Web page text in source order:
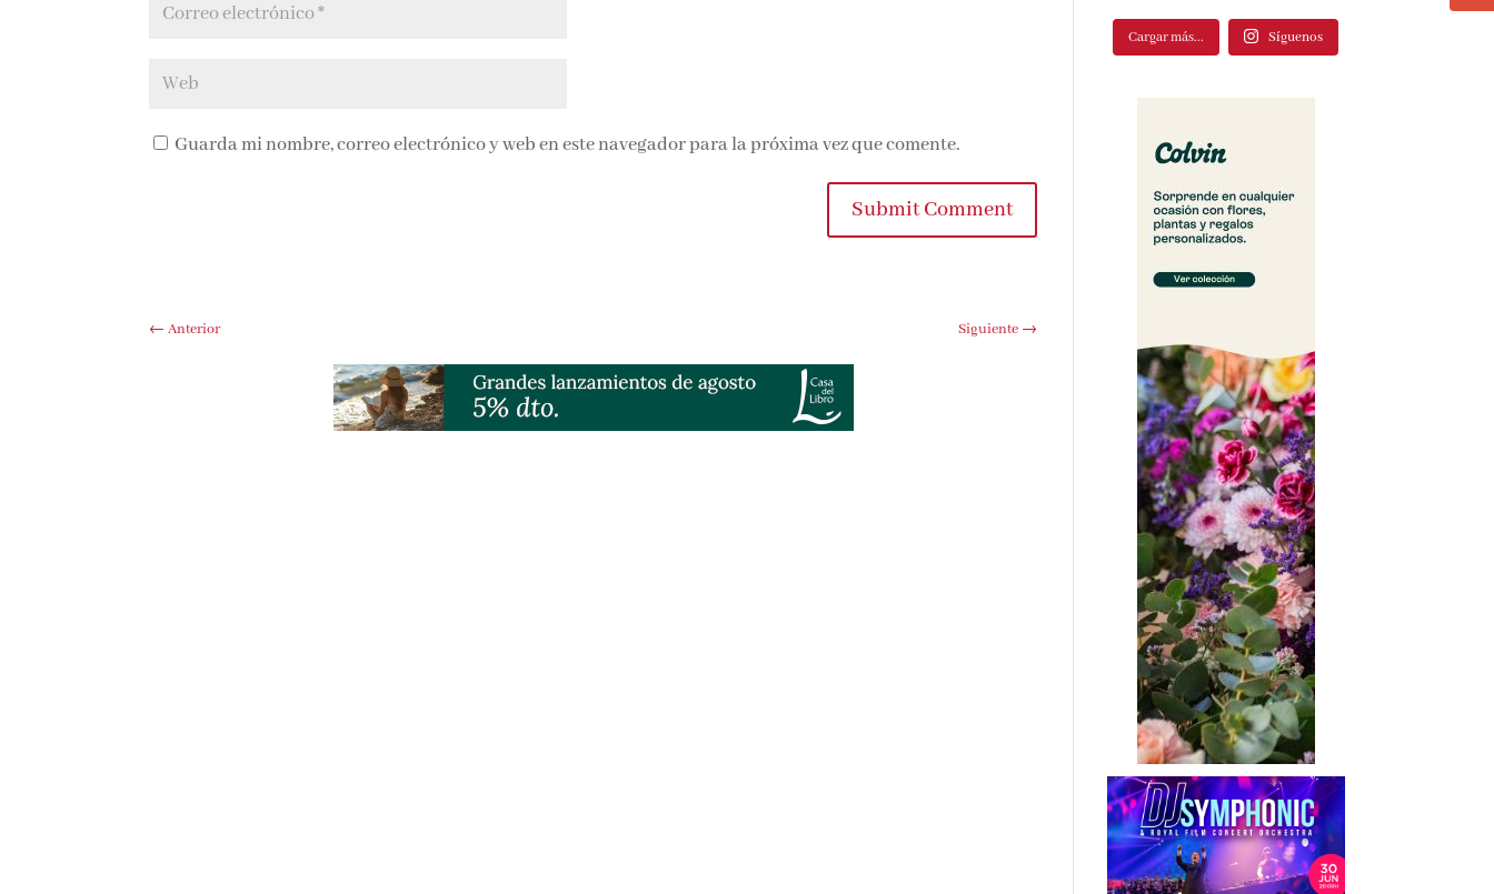
Guarda mi nombre, correo electrónico y web en este navegador para la próxima vez que comente.
Submit Comment
←Anterior Siguiente→
Cargar más... Síguenos